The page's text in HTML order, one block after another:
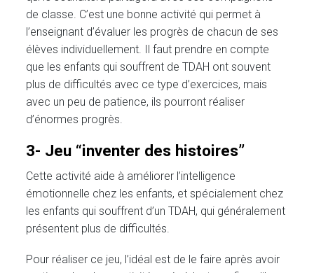
de classe. C’est une bonne activité qui permet à
l’enseignant d’évaluer les progrès de chacun de ses
élèves individuellement. Il faut prendre en compte
que les enfants qui souffrent de TDAH ont souvent
plus de difficultés avec ce type d’exercices, mais
avec un peu de patience, ils pourront réaliser
d’énormes progrès.
3- Jeu “inventer des histoires”
Cette activité aide à améliorer l’intelligence
émotionnelle chez les enfants, et spécialement chez
les enfants qui souffrent d’un TDAH, qui généralement
présentent plus de difficultés.
Pour réaliser ce jeu, l’idéal est de le faire après avoir